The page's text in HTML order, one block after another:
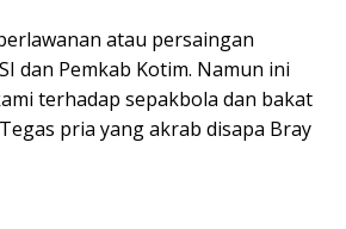
atau persaingan
dan Pemkab Kotim. Namun ini
terhadap sepakbola dan bakat
pria yang akrab disapa Bray